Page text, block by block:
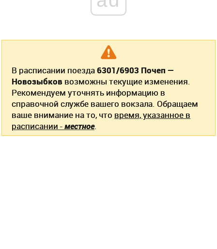
В расписании поезда6301/6903 Почеп —
Новозыбков возможны текущие изменения.
Рекомендуем уточнять информацию в
справочной службе вашего вокзала. Обращаем
ваше внимание на то, что время, указанное в
расписании -местное.